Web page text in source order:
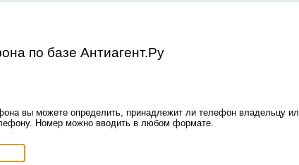
по базе Антиагент.Ру
вы можете определить, принадлежит ли телефон владельцу
Номер можно вводить в любом формате.